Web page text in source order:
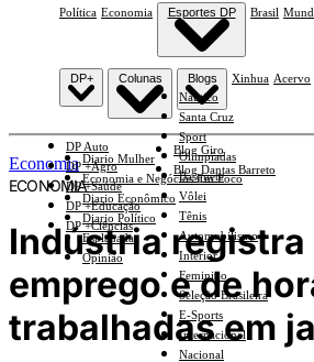
Política Economia Esportes DP
Náutico
Santa Cruz
Sport
Olimpíadas
Basquete
Vôlei
Tênis
Automobilismo
Interior
Feminino
Seleção Brasileira
E-Sports
Internacional
Nacional
Brasil
DP+
DP Auto
DP +Agro
DP +Saúde
DP +Educação
DP +Ciências
Colunas
Diario Mulher
Economia e Negócios Em Foco
Diario Econômico
Diario Político
Esplanada
Opinião
Blogs
Blog Giro
Blog Dantas Barreto
Xinhua Acervo
Economia
ECONOMIA
Indústria registra
emprego e de
trabalhadas em